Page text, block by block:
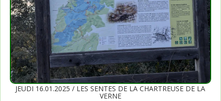
JEUDI 16.01.2025 / LES SENTES DE LA CHARTREUSE DE LA
VERNE